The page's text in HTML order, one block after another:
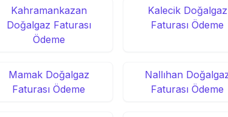
Kahramankazan
Doğalgaz Faturası
Ödeme
Kalecik Doğalgaz
Faturası Ödeme
Mamak Doğalgaz
Faturası Ödeme
Nallıhan
Faturası Ödeme